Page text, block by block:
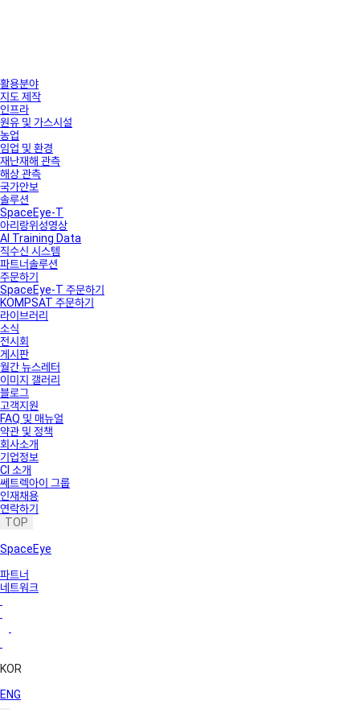
활용분야
지도 제작
인프라
원유 및 가스시설
농업
임업 및 환경
재난재해 관측
해상 관측
국가안보
솔루션
SpaceEye-T
아리랑위성영상
AI Training Data
직수신 시스템
파트너솔루션
주문하기
SpaceEye-T 주문하기
KOMPSAT 주문하기
라이브러리
소식
전시회
게시판
월간 뉴스레터
이미지 갤러리
블로그
고객지원
FAQ 및 매뉴얼
약관 및 정책
회사소개
기업정보
CI 소개
쎄트렉아이 그룹
인재채용
연락하기
TOP
SpaceEye
파트너
네트워크
KOR
ENG